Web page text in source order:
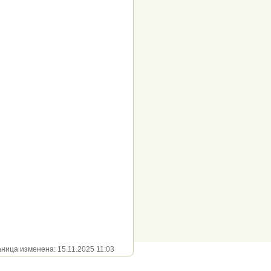
изменена: 15.11.2025 11:03